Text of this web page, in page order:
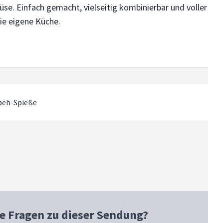
Einfach gemacht, vielseitig kombinierbar und voller
eigene Küche.
Spieße
Fragen zu dieser Sendung?